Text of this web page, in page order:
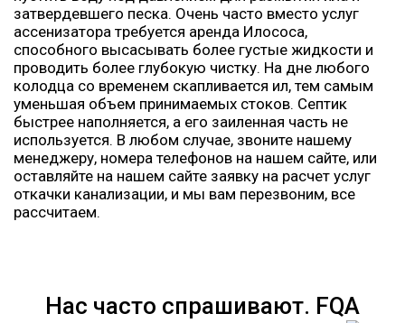
затвердевшего песка. Очень часто вместо услуг
ассенизатора требуется аренда Илососа,
способного высасывать более густые жидкости и
проводить более глубокую чистку. На дне любого
колодца со временем скапливается ил, тем самым
уменьшая объем принимаемых стоков. Септик
быстрее наполняется, а его заиленная часть не
используется. В любом случае, звоните нашему
менеджеру, номера телефонов на нашем сайте, или
оставляйте на нашем сайте заявку на расчет услуг
откачки канализации, и мы вам перезвоним, все
рассчитаем.
Нас часто спрашивают. FQA